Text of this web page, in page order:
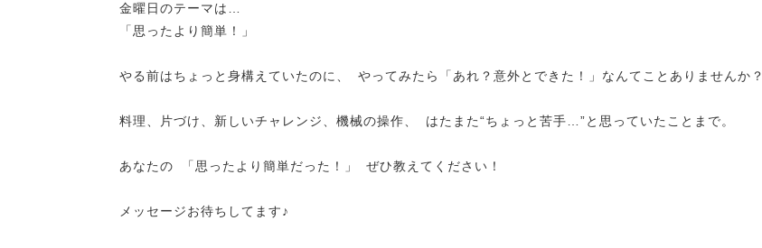
金曜日のテーマは…
「思ったより簡単！」
やる前はちょっと身構えていたのに、 やってみたら「あれ？意外とできた！」なんてことありませんか？
料理、片づけ、新しいチャレンジ、機械の操作、 はたまた“ちょっと苦手…”と思っていたことまで。
あなたの 「思ったより簡単だった！」 ぜひ教えてください！
メッセージお待ちしてます♪